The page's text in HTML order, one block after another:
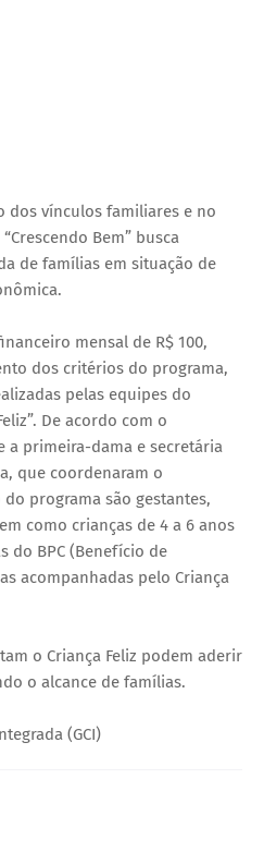
dos vínculos familiares e no
Bem” busca
de famílias em situação de
mensal de R$ 100,
dos critérios do programa,
pelas equipes do
De acordo com o
a primeira-dama e secretária
que coordenaram o
programa são gestantes,
como crianças de 4 a 6 anos
do BPC (Benefício de
acompanhadas pelo Criança
o Criança Feliz podem aderir
o alcance de famílias.
(GCI)